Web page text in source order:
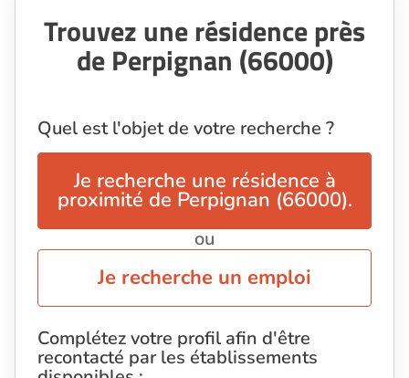
Trouvez une résidence près
de Perpignan (66000)
Quel est l'objet de votre recherche ?
Je recherche une résidence à
proximité de Perpignan (66000).
ou
Je recherche un emploi
Complétez votre profil afin d'être
recontacté par les établissements